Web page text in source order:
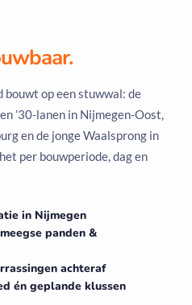
bouwt op een stuwwal: de
’30-lanen in Nijmegen-Oost,
en de jonge Waalsprong in
per bouwperiode, dag en
in Nijmegen
panden &
achteraf
én geplande klussen